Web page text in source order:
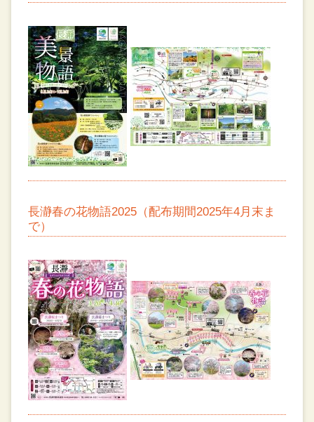
長瀞春の花物語2025（配布期間2025年4月末ま
で）